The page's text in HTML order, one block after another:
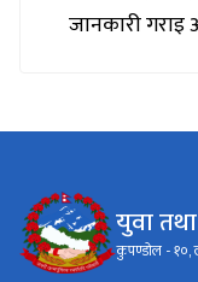
जानकारी
युवा
कुपण्डोल - १०,